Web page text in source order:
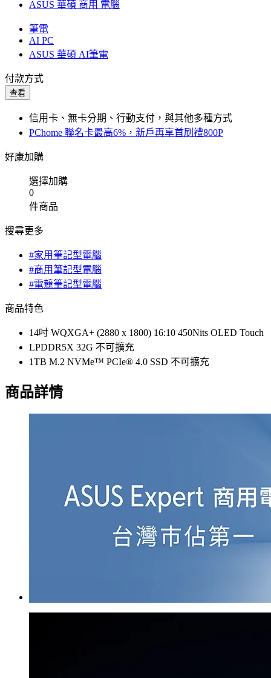
ASUS 華碩 商用 電腦
筆電
AI PC
ASUS 華碩 AI筆電
付款方式
查看
信用卡、無卡分期、行動支付，與其他多種方式
PChome 聯名卡最高6%，新戶再享首刷禮800P
好康加購
選擇加購
0
件商品
搜尋更多
#家用筆記型電腦
#商用筆記型電腦
#電競筆記型電腦
商品特色
14吋 WQXGA+ (2880 x 1800) 16:10 450Nits OLED Touch
LPDDR5X 32G 不可擴充
1TB M.2 NVMe™ PCIe® 4.0 SSD 不可擴充
商品詳情